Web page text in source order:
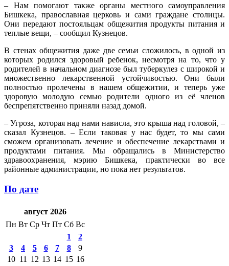
– Нам помогают также органы местного самоуправления
Бишкека, православная церковь и сами граждане столицы.
Они передают постояльцам общежития продукты питания и
теплые вещи, – сообщил Кузнецов.
В стенах общежития даже две семьи сложилось, в одной из
которых родился здоровый ребенок, несмотря на то, что у
родителей в начальном диагнозе был туберкулез с широкой и
множественно лекарственной устойчивостью. Они были
полностью пролечены в нашем общежитии, и теперь уже
здоровую молодую семью родители одного из её членов
беспрепятственно приняли назад домой.
– Угроза, которая над нами нависла, это крыша над головой, –
сказал Кузнецов. – Если таковая у нас будет, то мы сами
сможем организовать лечение и обеспечение лекарствами и
продуктами питания. Мы обращались в Министерство
здравоохранения, мэрию Бишкека, практически во все
районные администрации, но пока нет результатов.
По дате
август 2026
Пн Вт Ср Чт Пт Сб Вс
1
2
3
4 5 6 7 8
9
10 11 12 13 14 15 16